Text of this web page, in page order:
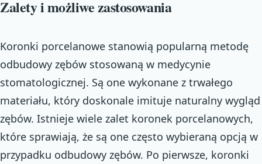
Zalety i możliwe zastosowania
Koronki porcelanowe stanowią popularną metodę
odbudowy zębów stosowaną w medycynie
stomatologicznej. Są one wykonane z trwałego
materiału, który doskonale imituje naturalny wygląd
zębów. Istnieje wiele zalet koronek porcelanowych,
które sprawiają, że są one często wybieraną opcją w
przypadku odbudowy zębów. Po pierwsze, koronki